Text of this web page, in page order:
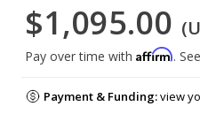
$1,095.00
Pay over time with Affirm.
Payment & Funding:view